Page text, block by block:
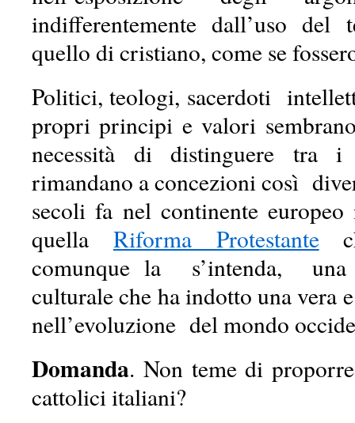
indifferentemente dall’uso del
quello di cristiano, come se
Politici, teologi, sacerdoti
propri principi e valori
necessità di distinguere tra
rimandano a concezioni così
secoli fa nel continente europeo
quella Riforma Protestante
comunque la s’intenda,
culturale che ha indotto una vera
nell’evoluzione del mondo
Domanda. Non teme di
cattolici italiani?